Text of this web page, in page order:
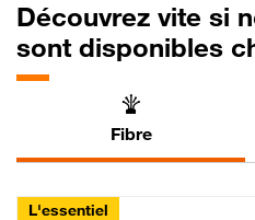
Découvrez vite si
sont disponibles
Fibre
L'essentiel